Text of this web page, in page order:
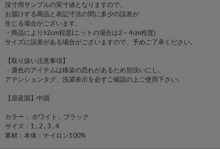
採寸用サンプルの実寸値となりますので、
お届けする商品と表記寸法の間に多少の誤差が
生じる場合がございます。
・商品により±2cm程度(ニットの場合は2～4cm程度)
サイズに誤差がある場合がございますので、予めご了承ください。
【取り扱い注意事項】
・濃色のアイテムは移染の恐れがあるため別洗いにし、
アテンションタグ、洗濯表示を必ずご確認の上ご使用下さい。
【原産国】中国
カラー： ホワイト , ブラック
サイズ：1 , 2 , 3 , 4
素材：本体：ナイロン100%